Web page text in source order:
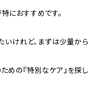
におすすめです。
いけれど、まずは少量から
めの『特別なケア』を探し